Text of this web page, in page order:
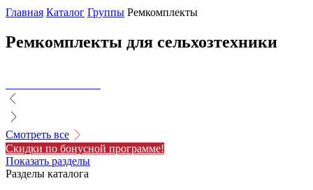
Главная Каталог Группы Ремкомплекты
Ремкомплекты для сельхозтехники
Смотреть все
Скидки по бонусной программе!
Показать разделы
Разделы каталога